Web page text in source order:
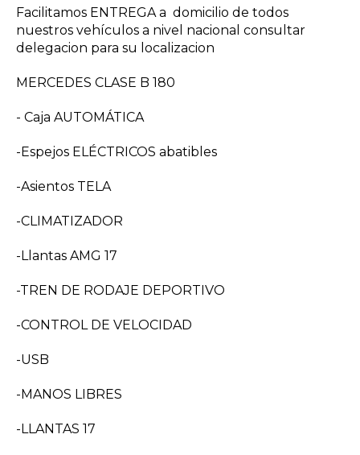
Facilitamos ENTREGA a domicilio de todos
nuestros vehículos a nivel nacional consultar
delegacion para su localizacion
MERCEDES CLASE B 180
- Caja AUTOMÁTICA
-Espejos ELÉCTRICOS abatibles
-Asientos TELA
-CLIMATIZADOR
-Llantas AMG 17
-TREN DE RODAJE DEPORTIVO
-CONTROL DE VELOCIDAD
-USB
-MANOS LIBRES
-LLANTAS 17